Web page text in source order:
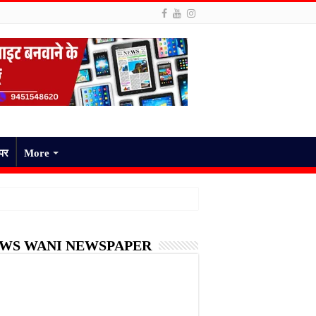
More
WANI NEWSPAPER